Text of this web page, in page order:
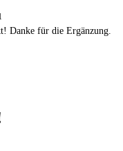
Danke für die Ergänzung.